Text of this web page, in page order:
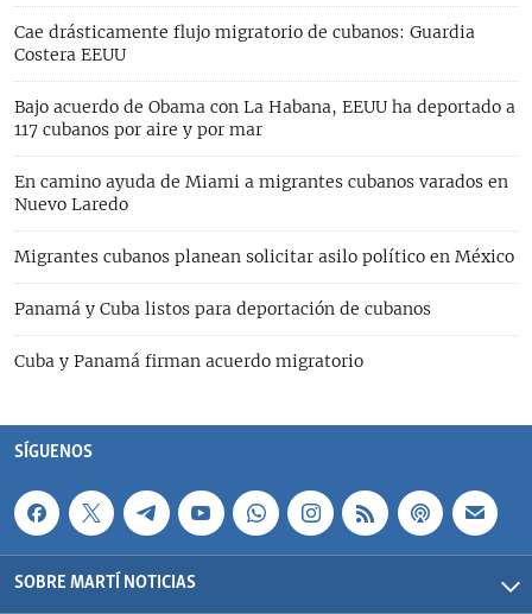
Cae drásticamente flujo migratorio de cubanos: Guardia
Costera EEUU
Bajo acuerdo de Obama con La Habana, EEUU ha deportado a
117 cubanos por aire y por mar
En camino ayuda de Miami a migrantes cubanos varados en
Nuevo Laredo
Migrantes cubanos planean solicitar asilo político en México
Panamá y Cuba listos para deportación de cubanos
Cuba y Panamá firman acuerdo migratorio
SÍGUENOS
SOBRE MARTÍ NOTICIAS